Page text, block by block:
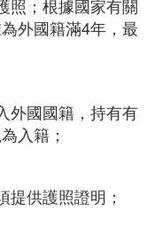
照；根據國家有關
外國籍滿4年，最
外國國籍，持有有
入籍；
提供護照證明；